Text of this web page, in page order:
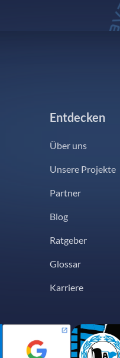
Entdecken
Über uns
Unsere Projekte
Partner
Blog
Ratgeber
Glossar
Karriere